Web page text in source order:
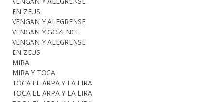
EN ZEUS
VENGAN Y ALEGRENSE
VENGAN Y GOZENCE
VENGAN Y ALEGRENSE
EN ZEUS
MIRA
MIRA Y TOCA
TOCA EL ARPA Y LA LIRA
TOCA EL ARPA Y LA LIRA